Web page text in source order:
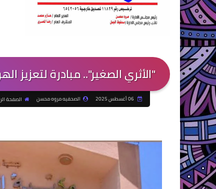
"الأثري الصغير".. مبادرة لتعزيز
الصحفيه مروه محسن الصفحة